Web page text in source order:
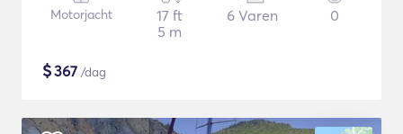
Motorjacht
17 ft
5 m
6 Varen 0
$367 /dag